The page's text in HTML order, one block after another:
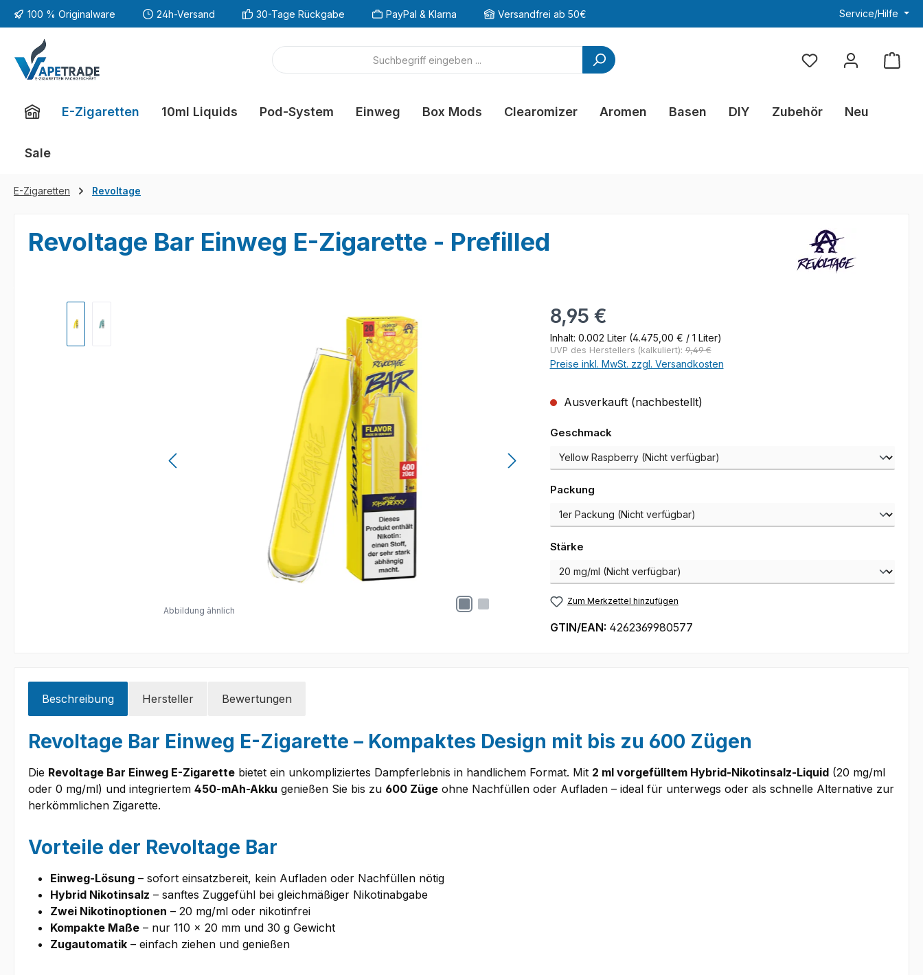
Hauptinhalt springen
Zur Suche springen
Zur Hauptnavigation springen
100 % Originalware 24h-Versand 30-Tage Rückgabe PayPal & Klarna Versandfrei ab 50€ Service/Hilfe
Du hast 0 Produkte
E-Zigaretten 10ml Liquids Pod-System Einweg Box Mods Clearomizer Aromen Basen DIY Zubehör Neu
Sale
E-Zigaretten Revoltage
Revoltage Bar Einweg E-Zigarette - Prefilled
Abbildung ähnlich
Regulärer Preis:
8,95 €
Inhalt: 0.002 Liter (4.475,00 € / 1 Liter)
UVP des Herstellers (kalkuliert):9,49 €
Preise inkl. MwSt. zzgl. Versandkosten
Ausverkauft (nachbestellt)
Geschmackauswählen
Packungauswählen
Stärkeauswählen
Zum Merkzettel hinzufügen
GTIN/EAN: 4262369980577
Beschreibung Hersteller Bewertungen
Revoltage Bar Einweg E-Zigarette – Kompaktes Design mit bis zu 600 Zügen
Die Revoltage Bar Einweg E-Zigarette bietet ein unkompliziertes Dampferlebnis in handlichem Format. Mit 2 ml vorgefülltem Hybrid-Nikotinsalz-Liquid (20 mg/ml
oder 0 mg/ml) und integriertem 450-mAh-Akku genießen Sie bis zu 600 Züge ohne Nachfüllen oder Aufladen – ideal für unterwegs oder als schnelle Alternative zur
herkömmlichen Zigarette.
Vorteile der Revoltage Bar
Einweg-Lösung – sofort einsatzbereit, kein Aufladen oder Nachfüllen nötig
Hybrid Nikotinsalz – sanftes Zuggefühl bei gleichmäßiger Nikotinabgabe
Zwei Nikotinoptionen – 20 mg/ml oder nikotinfrei
Kompakte Maße – nur 110 × 20 mm und 30 g Gewicht
Zugautomatik – einfach ziehen und genießen